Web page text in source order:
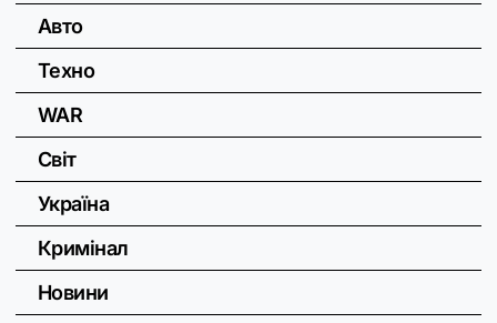
Авто
Техно
WAR
Світ
Україна
Кримінал
Новини